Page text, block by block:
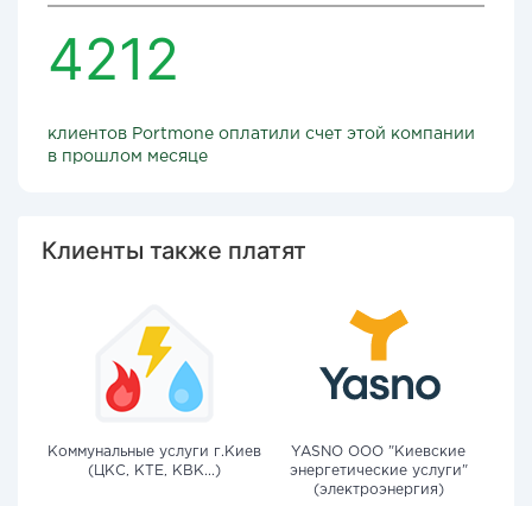
4212
клиентов Portmone оплатили счет этой компании
в прошлом месяце
Клиенты также платят
Коммунальные услуги г.Киев
(ЦКС, КТЕ, КВК...)
YASNO OOO "Киевские
энергетические услуги"
(электроэнергия)